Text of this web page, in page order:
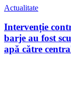
Actualitate
Intervenție
barje au fost
apă către